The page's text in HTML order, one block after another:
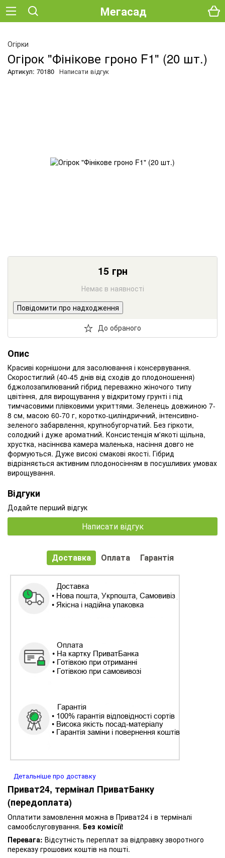
Мегасад
Огірки
Огірок "Фінікове гроно F1" (20 шт.)
Артикул: 70180 Написати відгук
15грн
Немає в наявності
Повідомити про надходження
До обраного
Опис
Красиві корнішони для засолювання і консервування.
Скоростиглий (40-45 днів від сходів до плодоношення)
бджолозапилюваний гібрид переважно жіночого типу
цвітіння, для вирощування у відкритому грунті і під
тимчасовими плівковими укриттями. Зеленець довжиною 7-
8 см, масою 60-70 г, коротко-циліндричний, інтенсивно-
зеленого забарвлення, крупнобугорчатий. Без гіркоти,
солодкий і дуже ароматний. Консистенція м'якоті щільна,
хрустка, насіннєва камера маленька, насіння довго не
формуються. Дуже високі смакові якості. Гібрид
відрізняється активним плодоносінням в посушливих умовах
вирощування.
Відгуки
Додайте перший відгук
Написати відгук
Доставка Оплата Гарантія
Детальніше про доставку
Приват24, термінал ПриватБанку
(передоплата)
Оплатити замовлення можна в Приват24 і в терміналі
самообслуговування. Без комісії!
Перевага: Відсутність переплат за відправку зворотного
переказу грошових коштів на пошті.